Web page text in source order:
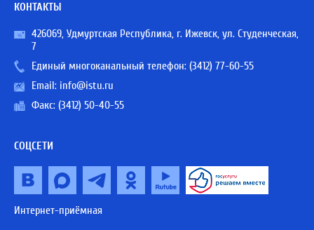
КОНТАКТЫ
426069, Удмуртская Республика, г. Ижевск, ул. Студенческая,
7
Единый многоканальный телефон: (3412) 77-60-55
Email: info@istu.ru
Факс: (3412) 50-40-55
СОЦСЕТИ
Интернет-приёмная